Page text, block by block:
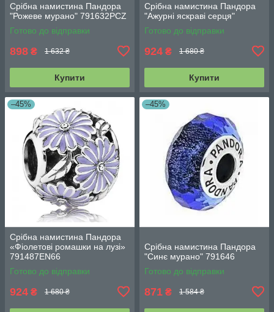
Срібна намистина Пандора
"Рожеве мурано" 791632PCZ
Готово до відправки
898 ₴ 1 632 ₴
Купити
Срібна намистина Пандора
"Ажурні яскраві серця"
Готово до відправки
924 ₴ 1 680 ₴
Купити
–45%
Срібна намистина Пандора
«Фіолетові ромашки на лузі»
791487EN66
Готово до відправки
924 ₴ 1 680 ₴
–45%
Срібна намистина Пандора
"Синє мурано" 791646
Готово до відправки
871 ₴ 1 584 ₴